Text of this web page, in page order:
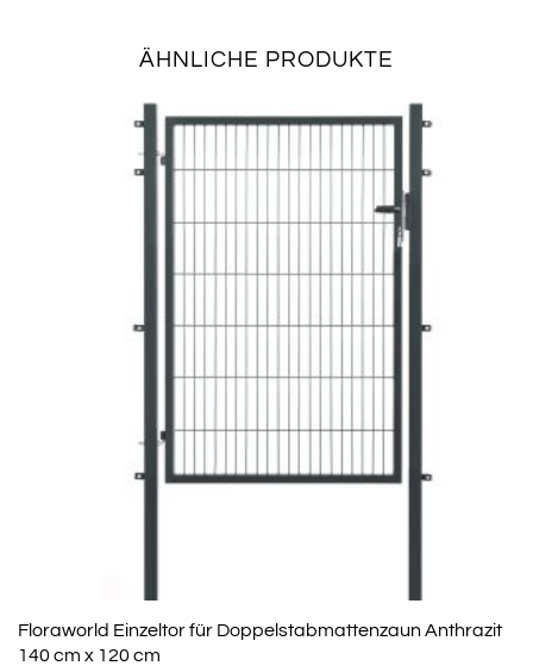
ÄHNLICHE PRODUKTE
Floraworld Einzeltor für Doppelstabmattenzaun Anthrazit
140 cm x 120 cm